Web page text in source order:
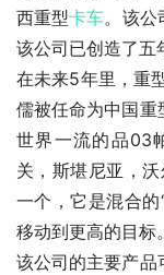
西重型卡车。该公
该公司已创造了五
在未来5年里，重
儒被任命为中国重
世界一流的品03
关，斯堪尼亚，
一个，它是混合
移动到更高的目标
该公司的主要产品